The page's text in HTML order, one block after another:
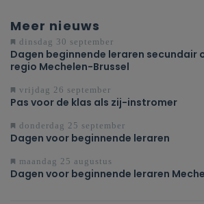
Meer nieuws
dinsdag 30 september
Dagen beginnende leraren secundair
regio Mechelen-Brussel
vrijdag 26 september
Pas voor de klas als zij-instromer
donderdag 25 september
Dagen voor beginnende leraren
maandag 25 augustus
Dagen voor beginnende leraren